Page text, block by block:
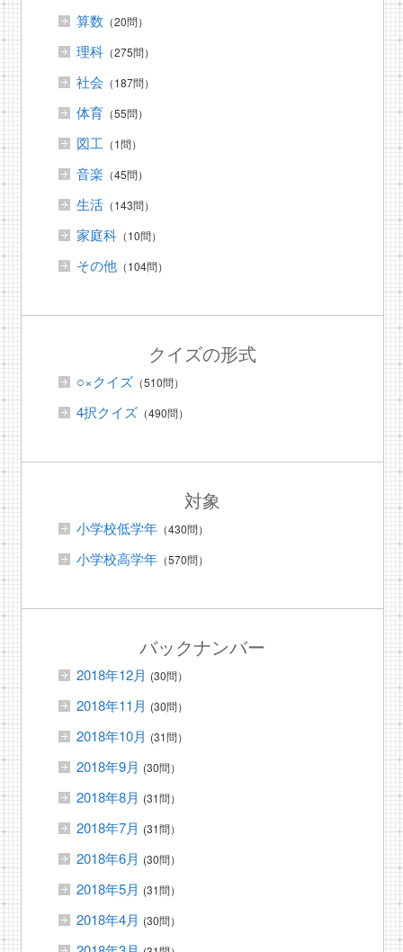
算数 （20問）
理科（275問）
社会 （187問）
体育（55問）
図工 （1問）
音楽 （45問）
生活（143問）
家庭科（10問）
その他（104問）
クイズの形式
○×クイズ（510問）
4択クイズ（490問）
対象
小学校低学年（430問）
小学校高学年（570問）
バックナンバー
2018年12月 (30問）
2018年11月 (30問）
2018年10月 (31問）
2018年9月 (30問）
2018年8月 (31問）
2018年7月 (31問）
2018年6月 (30問）
2018年5月 (31問）
2018年4月 (30問）